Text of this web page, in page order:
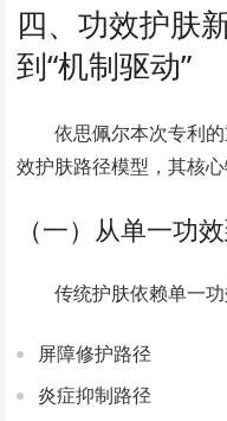
四、功效护肤
到“机制驱动”
依思佩尔本次专利
效护肤路径模型，其核心
（一）从单一功
传统护肤依赖单一
屏障修护路径
炎症抑制路径